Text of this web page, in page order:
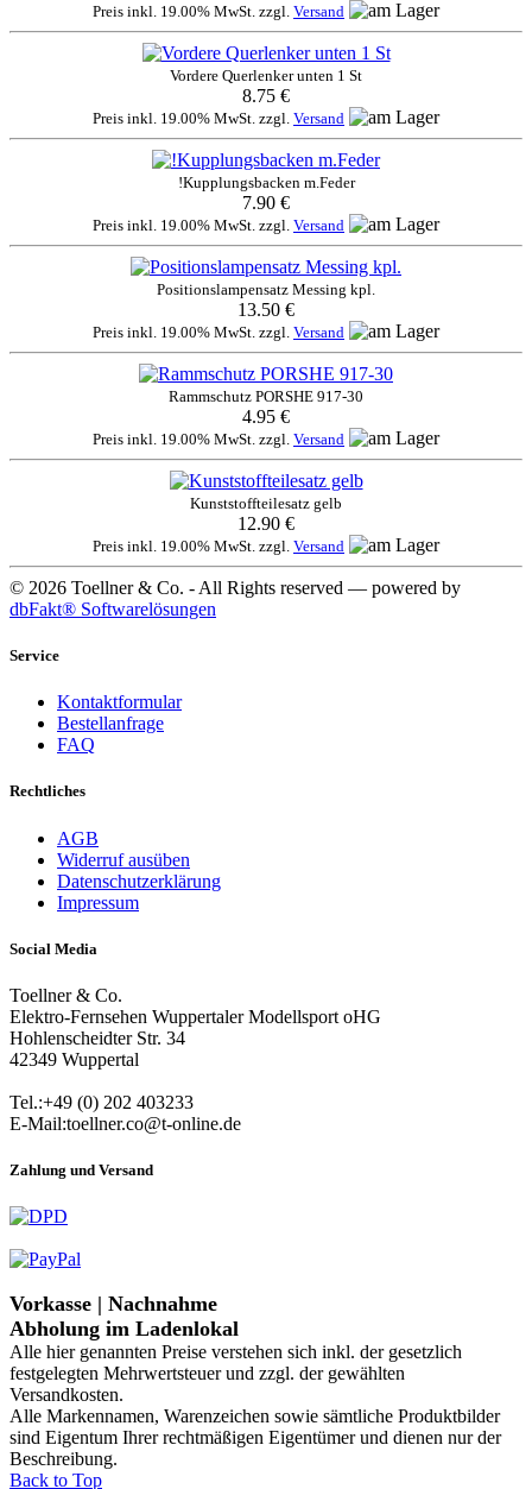
Preis inkl. 19.00% MwSt. zzgl. Versand
Vordere Querlenker unten 1 St
8.75 €
Preis inkl. 19.00% MwSt. zzgl. Versand
!Kupplungsbacken m.Feder
7.90 €
Preis inkl. 19.00% MwSt. zzgl. Versand
Positionslampensatz Messing kpl.
13.50 €
Preis inkl. 19.00% MwSt. zzgl. Versand
Rammschutz PORSHE 917-30
4.95 €
Preis inkl. 19.00% MwSt. zzgl. Versand
Kunststoffteilesatz gelb
12.90 €
Preis inkl. 19.00% MwSt. zzgl. Versand
© 2026 Toellner & Co. - All Rights reserved — powered by
dbFakt® Softwarelösungen
Service
Kontaktformular
Bestellanfrage
FAQ
Rechtliches
AGB
Widerruf ausüben
Datenschutzerklärung
Impressum
Social Media
Toellner & Co.
Elektro-Fernsehen Wuppertaler Modellsport oHG
Hohlenscheidter Str. 34
42349 Wuppertal
Tel.:+49 (0) 202 403233
E-Mail:toellner.co@t-online.de
Zahlung und Versand
Vorkasse | Nachnahme
Abholung im Ladenlokal
Alle hier genannten Preise verstehen sich inkl. der gesetzlich
festgelegten Mehrwertsteuer und zzgl. der gewählten
Versandkosten.
Alle Markennamen, Warenzeichen sowie sämtliche Produktbilder
sind Eigentum Ihrer rechtmäßigen Eigentümer und dienen nur der
Beschreibung.
Back to Top